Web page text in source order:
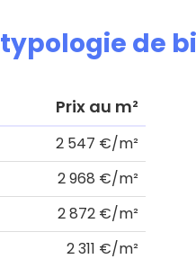
typologie de
Prix au m²
2 547 €/m²
2 968 €/m²
2 872 €/m²
2 311 €/m²